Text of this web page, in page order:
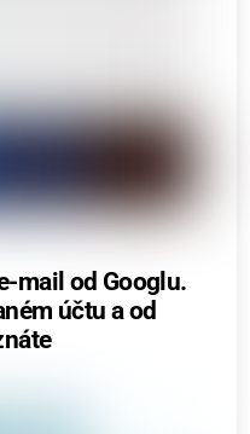
mail od Googlu.
účtu a od